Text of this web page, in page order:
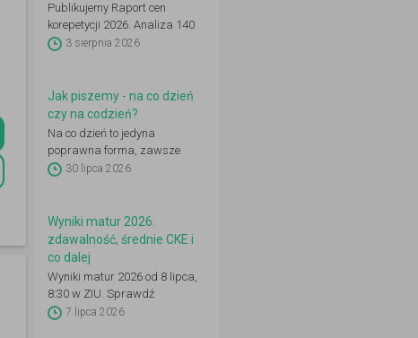
Publikujemy Raport cen
korepetycji 2026. Analiza 140
648 ogłoszeń: 22 przedmioty,
3 sierpnia 2026
Jak piszemy - na co dzień
czy na codzień?
Na co dzień to jedyna
poprawna forma, zawsze
pisana rozdzielnie. „Na
30 lipca 2026
Wyniki matur 2026:
zdawalność, średnie CKE i
co dalej
Wyniki matur 2026 od 8 lipca,
8:30 w ZIU. Sprawdź
zdawalność, średnie CKE i co
7 lipca 2026